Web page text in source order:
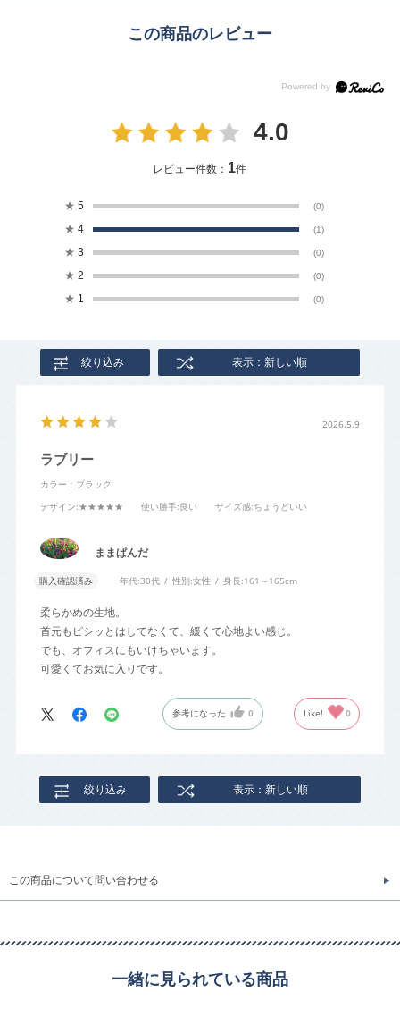
この商品のレビュー
4.0
レビュー件数： 1件
★ 5 (0)
★ 4 (1)
★ 3 (0)
★ 2 (0)
★ 1 (0)
絞り込み 表示：新しい順
2026.5.9
ラブリー
カラー：ブラック
デザイン:★★★★★ 使い勝手:良い サイズ感:ちょうどいい
ままぱんだ
購入確認済み 年代:30代 性別:女性 身長:161～165cm
柔らかめの生地。
首元もピシッとはしてなくて、緩くて心地よい感じ。
でも、オフィスにもいけちゃいます。
可愛くてお気に入りです。
参考になった 0 Like! 0
絞り込み 表示：新しい順
この商品について問い合わせる
一緒に見られている商品